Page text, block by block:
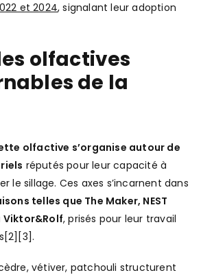
et 2024, signalant leur adoption
olfactives
de la
olfactive s’organise autour de
réputés pour leur capacité à
le sillage. Ces axes s’incarnent dans
telles que The Maker, NEST
Viktor&Rolf, prisés pour leur travail
vétiver, patchouli structurent